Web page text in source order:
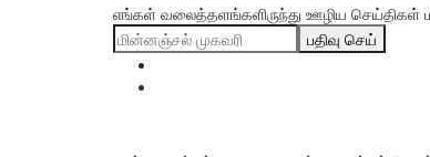
எங்கள் வலைத்தளங்களிருந்து ஊழிய செய்திகள்
பதிவு செய்